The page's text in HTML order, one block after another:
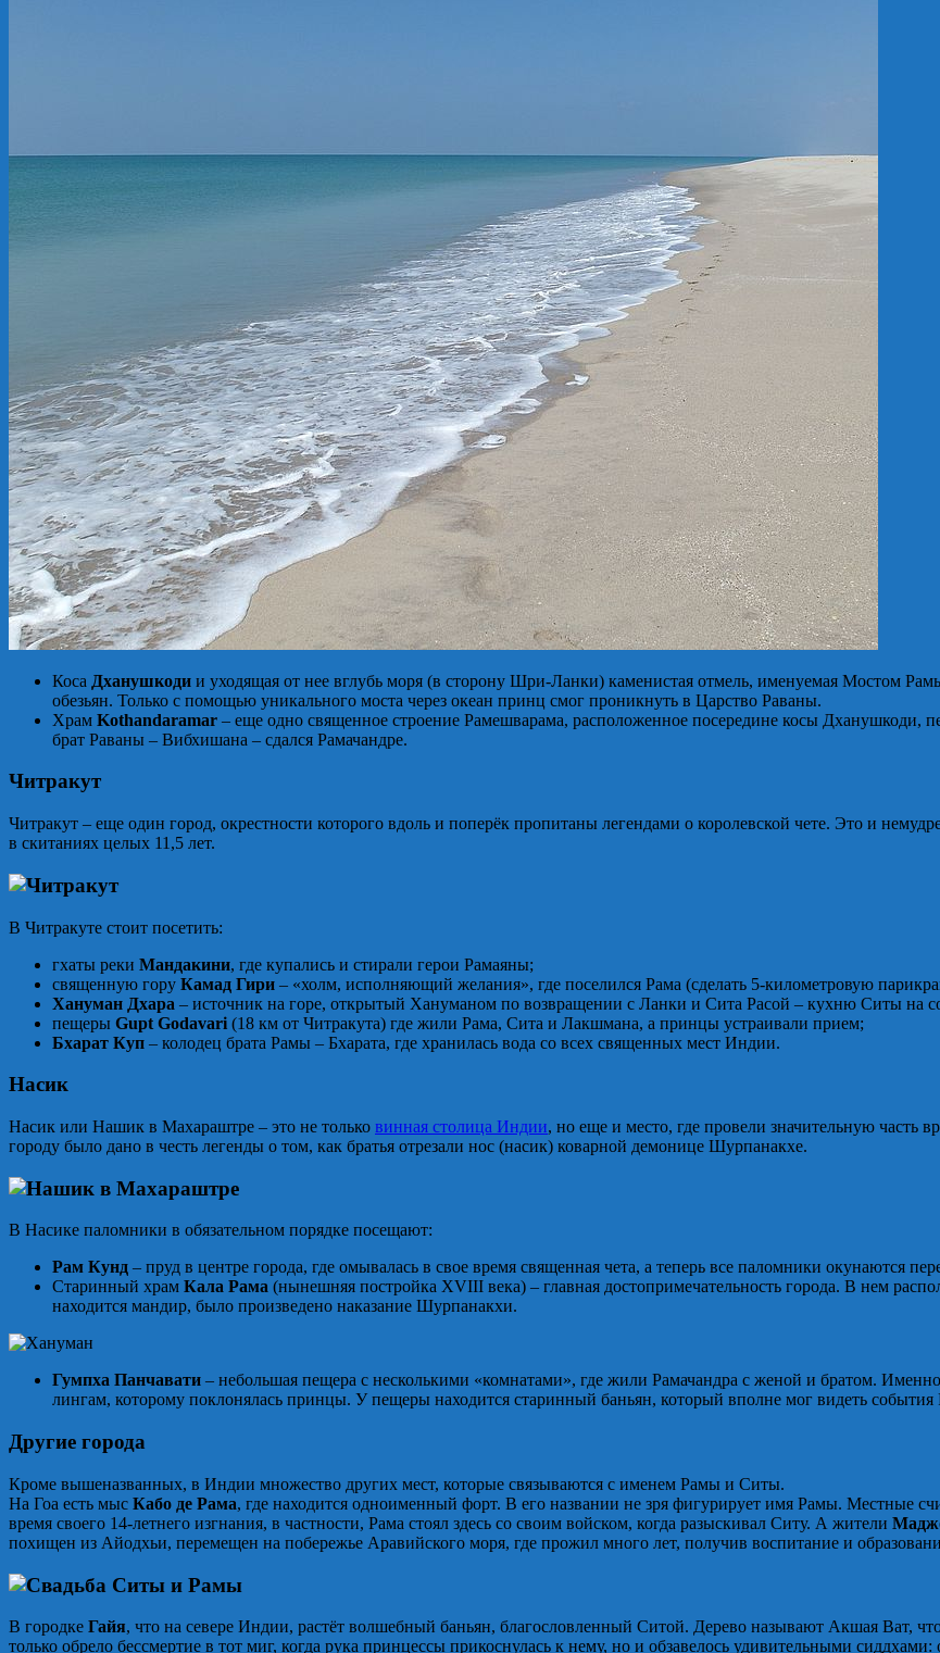
Коса Дханушкоди и уходящая от нее вглубь моря (в сторону Шри-Ланки) каменистая отмель, именуемая Мостом
обезьян. Только с помощью уникального моста через океан принц смог проникнуть в Царство Раваны.
Храм Kothandaramar – еще одно священное строение Рамешварама, расположенное посередине косы Дханушкоди,
брат Раваны – Вибхишана – сдался Рамачандре.
Читракут
Читракут – еще один город, окрестности которого вдоль и поперёк пропитаны легендами о королевской чете. Это и
в скитаниях целых 11,5 лет.
В Читракуте стоит посетить:
гхаты реки Мандакини, где купались и стирали герои Рамаяны;
священную гору Камад Гири – «холм, исполняющий желания», где поселился Рама (сделать 5-километровую
Хануман Дхара – источник на горе, открытый Хануманом по возвращении с Ланки и Сита Расой – кухню Ситы на
пещеры Gupt Godavari (18 км от Читракута) где жили Рама, Сита и Лакшмана, а принцы устраивали прием;
Бхарат Куп – колодец брата Рамы – Бхарата, где хранилась вода со всех священных мест Индии.
Насик
Насик или Нашик в Махараштре – это не только винная столица Индии, но еще и место, где провели значительную часть
городу было дано в честь легенды о том, как братья отрезали нос (насик) коварной демонице Шурпанакхе.
В Насике паломники в обязательном порядке посещают:
Рам Кунд – пруд в центре города, где омывалась в свое время священная чета, а теперь все паломники окунаются
Старинный храм Кала Рама (нынешняя постройка XVIII века) – главная достопримечательность города. В нем
находится мандир, было произведено наказание Шурпанакхи.
Гумпха Панчавати – небольшая пещера с несколькими «комнатами», где жили Рамачандра с женой и братом.
лингам, которому поклонялась принцы. У пещеры находится старинный баньян, который вполне мог видеть события
Другие города
Кроме вышеназванных, в Индии множество других мест, которые связываются с именем Рамы и Ситы.
На Гоа есть мыс Кабо де Рама, где находится одноименный форт. В его названии не зря фигурирует имя Рамы. Местные
время своего 14-летнего изгнания, в частности, Рама стоял здесь со своим войском, когда разыскивал Ситу. А жители
похищен из Айодхьи, перемещен на побережье Аравийского моря, где прожил много лет, получив воспитание и
В городке Гайя, что на севере Индии, растёт волшебный баньян, благословленный Ситой. Дерево называют Акшая Ват,
только обрело бессмертие в тот миг, когда рука принцессы прикоснулась к нему, но и обзавелось удивительными